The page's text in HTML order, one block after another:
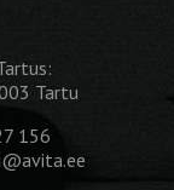
Tartu
156